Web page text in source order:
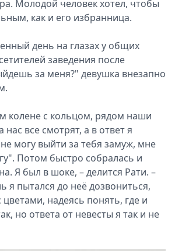
Молодой человек хотел, чтобы
как и его избранница.
день на глазах у общих
заведения после
за меня?" девушка внезапно
колене с кольцом, рядом наши
все смотрят, а в ответ я
могу выйти за тебя замуж, мне
Потом быстро собралась и
Я был в шоке, – делится Рати. –
я пытался до неё дозвониться,
надеясь понять, где и
но ответа от невесты я так и не